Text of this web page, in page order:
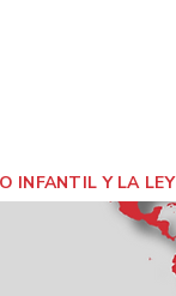
INFANTIL Y LA LEY